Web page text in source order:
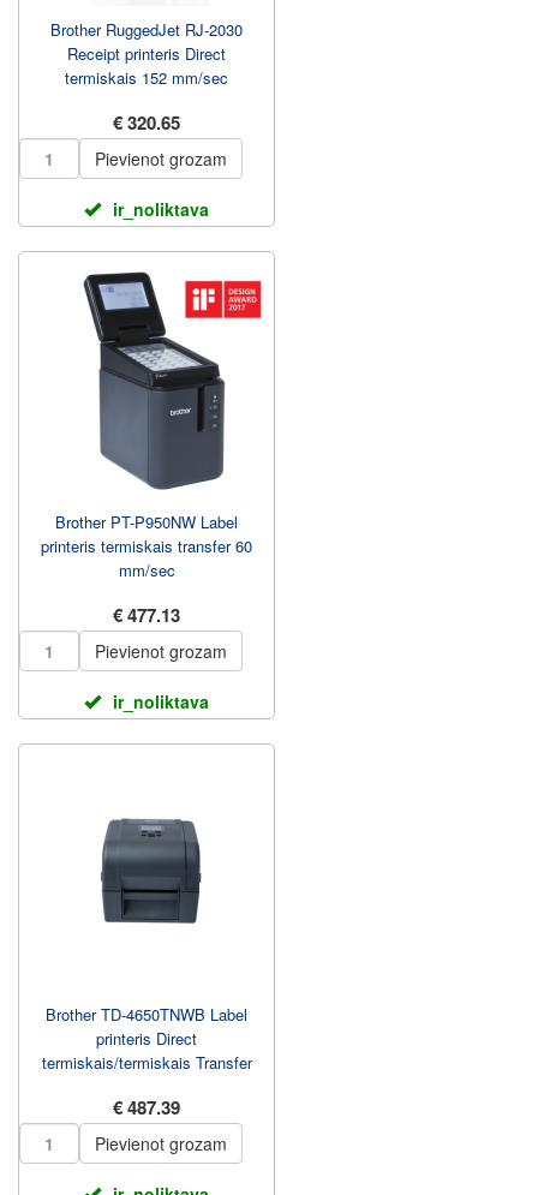
Brother RuggedJet RJ-2030
Receipt printeris Direct
termiskais 152 mm/sec
€ 320.65
Pievienot grozam
ir_noliktava
Brother PT-P950NW Label
printeris termiskais transfer 60
mm/sec
€ 477.13
Pievienot grozam
ir_noliktava
Brother TD-4650TNWB Label
printeris Direct
termiskais/termiskais Transfer
€ 487.39
Pievienot grozam